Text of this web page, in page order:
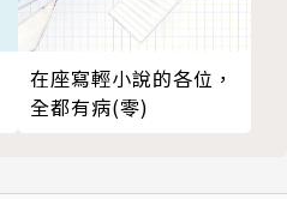
在座寫輕小說的各位，
全都有病(零)